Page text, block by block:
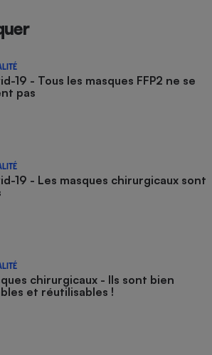
19 - Tous les masques FFP2 ne se
pas
19 - Les masques chirurgicaux sont
chirurgicaux - Ils sont bien
et réutilisables !